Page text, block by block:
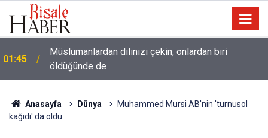
01:45
Müslümanlardan dilinizi çekin, onlardan biri
öldüğünde de
Anasayfa Dünya
Muhammed Mursi AB'nin 'turnusol
kağıdı' da oldu